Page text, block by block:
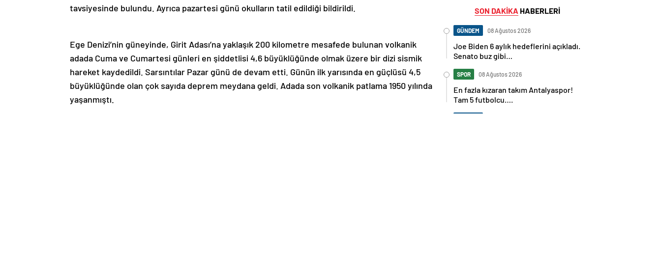
tavsiyesinde bulundu. Ayrıca pazartesi günü okulların tatil edildiği bildirildi.
Ege Denizi’nin güneyinde, Girit Adası’na yaklaşık 200 kilometre mesafede bulunan volkanik
adada Cuma ve Cumartesi günleri en şiddetlisi 4,6 büyüklüğünde olmak üzere bir dizi sismik
hareket kaydedildi. Sarsıntılar Pazar günü de devam etti. Günün ilk yarısında en güçlüsü 4,5
büyüklüğünde olan çok sayıda deprem meydana geldi. Adada son volkanik patlama 1950 yılında
yaşanmıştı.
SON DAKİKA HABERLERİ
GÜNDEM 08 Ağustos 2026
Joe Biden 6 aylık hedeflerini açıkladı.
Senato buz gibi…
SPOR 08 Ağustos 2026
En fazla kızaran takım Antalyaspor!
Tam 5 futbolcu….